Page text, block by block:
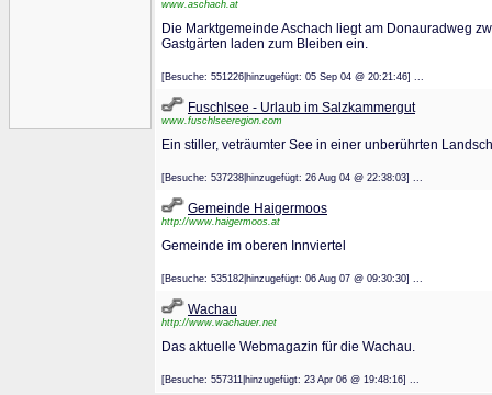
www.aschach.at
Die Marktgemeinde Aschach liegt am Donauradweg
Gastgärten laden zum Bleiben ein.
[Besuche: 551226|hinzugefügt: 05 Sep 04 @ 20:21:46] ...
Fuschlsee - Urlaub im Salzkammergut
www.fuschlseeregion.com
Ein stiller, veträumter See in einer unberührten
[Besuche: 537238|hinzugefügt: 26 Aug 04 @ 22:38:03] ...
Gemeinde Haigermoos
http://www.haigermoos.at
Gemeinde im oberen Innviertel
[Besuche: 535182|hinzugefügt: 06 Aug 07 @ 09:30:30] ...
Wachau
http://www.wachauer.net
Das aktuelle Webmagazin für die Wachau.
[Besuche: 557311|hinzugefügt: 23 Apr 06 @ 19:48:16] ...